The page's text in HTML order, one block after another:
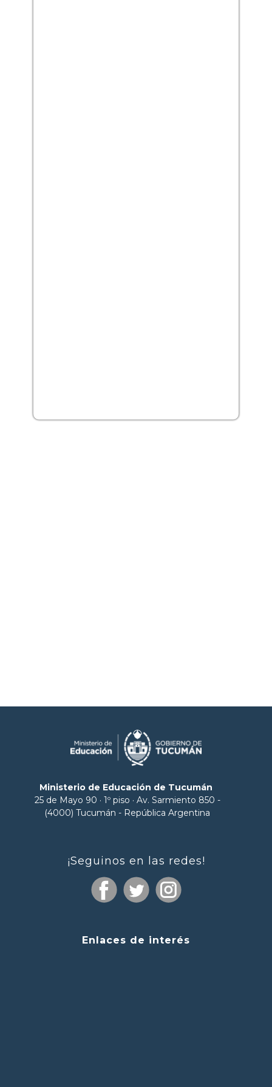
Ministerio de Educación de Tucumán
25 de Mayo 90 · 1º piso · Av. Sarmiento 850 -
(4000) Tucumán - República Argentina
¡Seguinos en las redes!
Enlaces de interés